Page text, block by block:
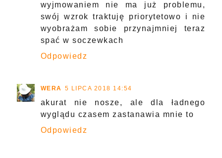
wyjmowaniem nie ma już problemu,
swój wzrok traktuję priorytetowo i nie
wyobrażam sobie przynajmniej teraz
spać w soczewkach
Odpowiedz
WERA 5 LIPCA 2018 14:54
akurat nie nosze, ale dla ładnego
wyglądu czasem zastanawia mnie to
Odpowiedz